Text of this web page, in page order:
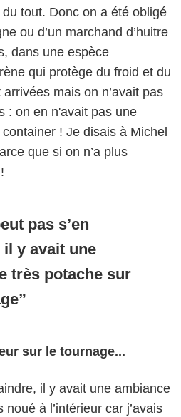
du tout. Donc on a été obligé
ou d’un marchand d’huitre
dans une espèce
qui protège du froid et du
mais on n’avait pas
: on en n'avait pas une
! Je disais à Michel
que si on n’a plus
pas s’en
y avait une
très potache sur
sur le tournage...
il y avait une ambiance
à l’intérieur car j’avais